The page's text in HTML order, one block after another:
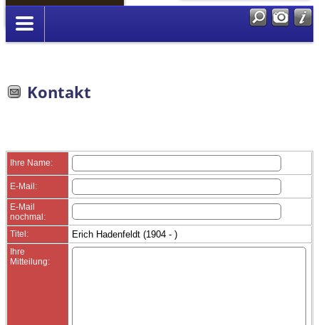
Anmelden
Kontakt
Ihre Name:
E-Mail:
E-Mail
nochmal:
Titel:
Erich Hadenfeldt (1904 - )
Ihre
Mitteilung: